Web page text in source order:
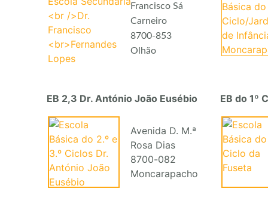
Francisco Sá
Carneiro
8700-853
Olhão
EB 2,3 Dr. António João Eusébio EB do 1º
Avenida D. M.ª
Rosa Dias
8700-082
Moncarapacho